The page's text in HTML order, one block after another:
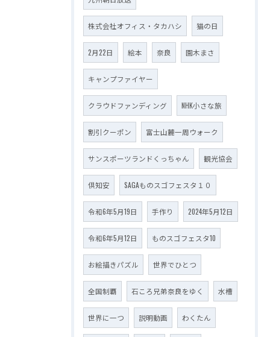
株式会社オフィス・タカハシ 猫の日
2月22日 絵本 奈良 園木まさ
キャンプファイヤー
クラウドファンディング NHK小さな旅
割引クーポン 富士山麓一周ウォーク
サンスポーツランドくっちゃん 観光協会
倶知安 SAGAものスゴフェスタ１０
令和6年5月19日 手作り 2024年5月12日
令和6年5月12日 ものスゴフェスタ10
お絵描きパズル 世界でひとつ
全国制覇 石ころ兄弟奈良をゆく 水槽
世界に一つ 説明動画 わくたん